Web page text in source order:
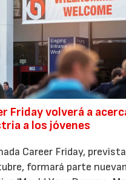
Friday volverá a
a los jóvenes
Career Friday,
formará parte